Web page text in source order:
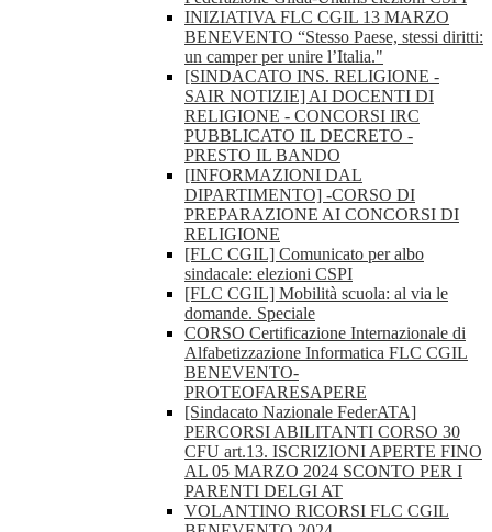
INIZIATIVA FLC CGIL 13 MARZO
BENEVENTO “Stesso Paese, stessi diritti:
un camper per unire l’Italia."
[SINDACATO INS. RELIGIONE -
SAIR NOTIZIE] AI DOCENTI DI
RELIGIONE - CONCORSI IRC
PUBBLICATO IL DECRETO -
PRESTO IL BANDO
[INFORMAZIONI DAL
DIPARTIMENTO] -CORSO DI
PREPARAZIONE AI CONCORSI DI
RELIGIONE
[FLC CGIL] Comunicato per albo
sindacale: elezioni CSPI
[FLC CGIL] Mobilità scuola: al via le
domande. Speciale
CORSO Certificazione Internazionale di
Alfabetizzazione Informatica FLC CGIL
BENEVENTO-
PROTEOFARESAPERE
[Sindacato Nazionale FederATA]
PERCORSI ABILITANTI CORSO 30
CFU art.13. ISCRIZIONI APERTE FINO
AL 05 MARZO 2024 SCONTO PER I
PARENTI DELGI AT
VOLANTINO RICORSI FLC CGIL